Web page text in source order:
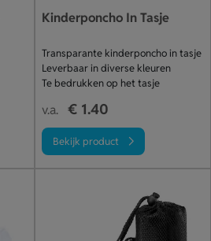
Kinderponcho In Tasje
Transparante kinderponcho in tasje
Leverbaar in diverse kleuren
Te bedrukken op het tasje
v.a. € 1.40
Bekijk product